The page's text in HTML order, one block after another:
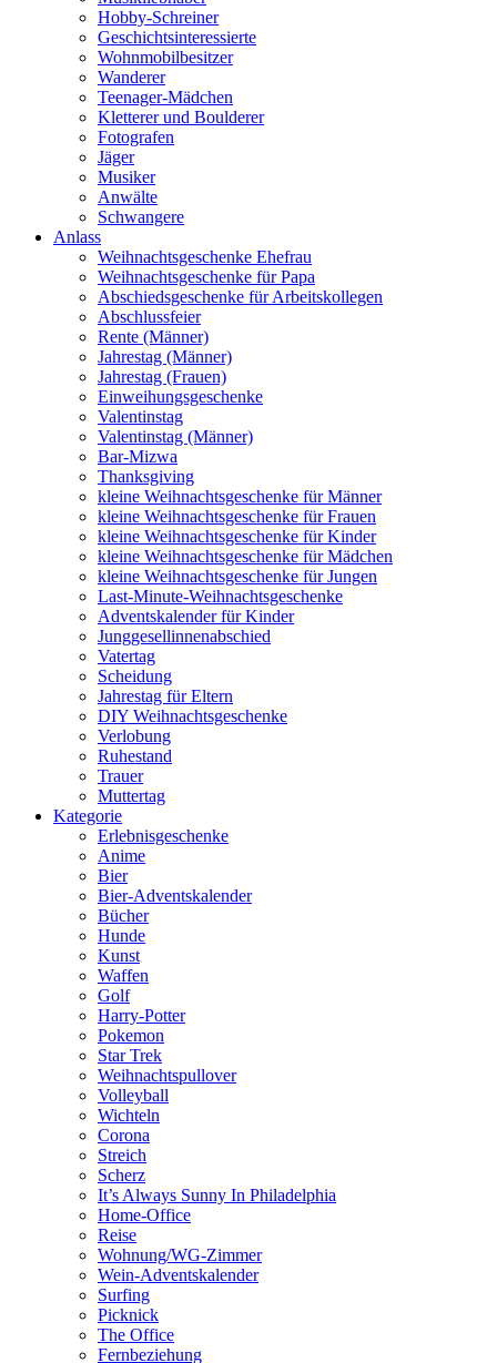
Hobby-Schreiner
Geschichtsinteressierte
Wohnmobilbesitzer
Wanderer
Teenager-Mädchen
Kletterer und Boulderer
Fotografen
Jäger
Musiker
Anwälte
Schwangere
Anlass
Weihnachtsgeschenke Ehefrau
Weihnachtsgeschenke für Papa
Abschiedsgeschenke für Arbeitskollegen
Abschlussfeier
Rente (Männer)
Jahrestag (Männer)
Jahrestag (Frauen)
Einweihungsgeschenke
Valentinstag
Valentinstag (Männer)
Bar-Mizwa
Thanksgiving
kleine Weihnachtsgeschenke für Männer
kleine Weihnachtsgeschenke für Frauen
kleine Weihnachtsgeschenke für Kinder
kleine Weihnachtsgeschenke für Mädchen
kleine Weihnachtsgeschenke für Jungen
Last-Minute-Weihnachtsgeschenke
Adventskalender für Kinder
Junggesellinnenabschied
Vatertag
Scheidung
Jahrestag für Eltern
DIY Weihnachtsgeschenke
Verlobung
Ruhestand
Trauer
Muttertag
Kategorie
Erlebnisgeschenke
Anime
Bier
Bier-Adventskalender
Bücher
Hunde
Kunst
Waffen
Golf
Harry-Potter
Pokemon
Star Trek
Weihnachtspullover
Volleyball
Wichteln
Corona
Streich
Scherz
It’s Always Sunny In Philadelphia
Home-Office
Reise
Wohnung/WG-Zimmer
Wein-Adventskalender
Surfing
Picknick
The Office
Fernbeziehung